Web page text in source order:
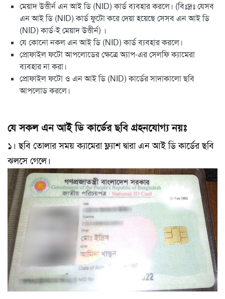
মেয়াদ উত্তীর্ন এন আই ডি (NID) কার্ড ব্যবহার করলে। (বিঃদ্রঃ যেসব
এন আই ডি (NID) কার্ড ফুটো করে দেয়া হয়েছে সেসব এন আই ডি
(NID) কার্ড-ই মেয়াদ উত্তীর্ন) ।
যে কোনো নকল এন আই ডি (NID) কার্ড ব্যবহার করলে।
প্রোফাইল ফটো আপলোডের ক্ষেত্রে অ্যাপ-এর সেলফি ক্যামেরা
ব্যবহার না করা।
প্রোফাইল ফটো ও এন আই ডি (NID) কার্ডের সাদাকালো ছবি
আপলোড করলে।
যে সকল এন আই ডি কার্ডের ছবি গ্রহনযোগ্য নয়ঃ
১। ছবি তোলার সময় ক্যামেরা ফ্ল্যাশ দ্বারা এন আই ডি কার্ডের ছবি
ঝলসে গেলে।